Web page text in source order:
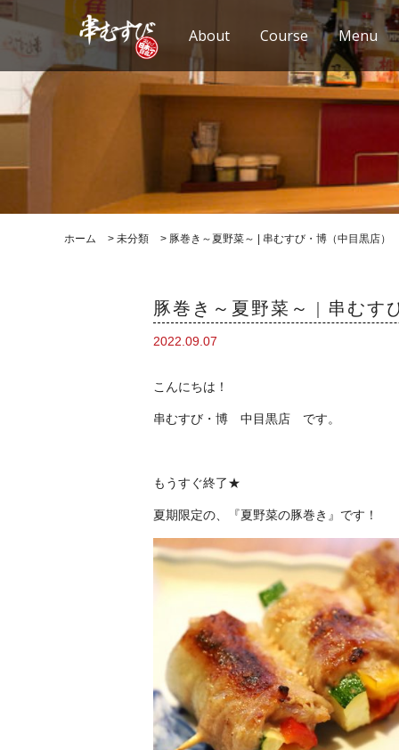
About Course Menu
ホーム > 未分類 > 豚巻き～夏野菜～ | 串むすび・博（中目黒店）
豚巻き～夏野菜～ | 串むす
2022.09.07
こんにちは！
串むすび・博 中目黒店 です。
もうすぐ終了★
夏期限定の、『夏野菜の豚巻き』です！